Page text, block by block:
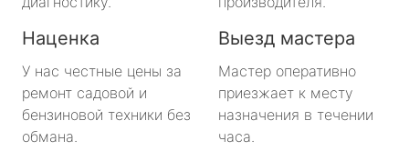
Наценка
У нас честные цены за
ремонт садовой и
бензиновой техники без
обмана.
Выезд мастера
Мастер оперативно
приезжает к месту
назначения в течении
часа.